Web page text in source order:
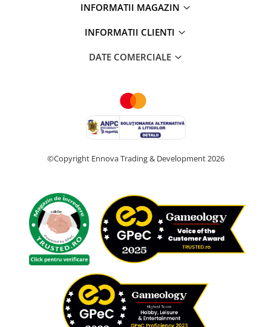
INFORMATII MAGAZIN
INFORMATII CLIENTI
DATE COMERCIALE
©Copyright Ennova Trading & Development 2026